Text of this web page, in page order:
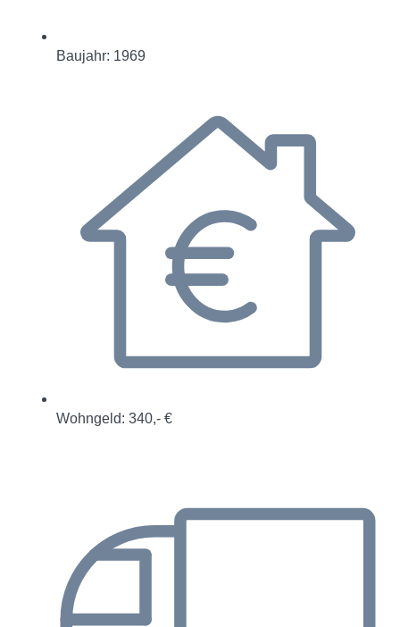
Baujahr: 1969
Wohngeld: 340,- €